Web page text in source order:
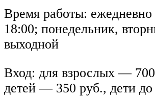
Время работы: ежедневно
18:00; понедельник,
выходной
Вход: для взрослых —
детей — 350 руб., дети